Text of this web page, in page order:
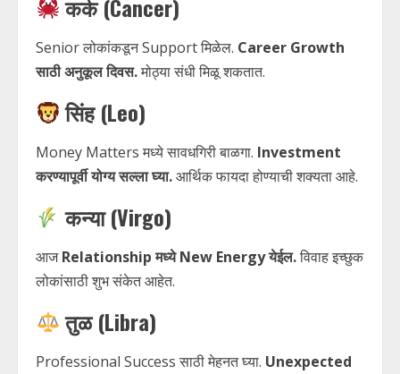
कर्क (Cancer)
Senior लोकांकडून Support मिळेल. Career Growth
साठी अनुकूल दिवस.मोठ्या संधी मिळू शकतात.
सिंह (Leo)
Money Matters मध्ये सावधगिरी बाळगा. Investment
करण्यापूर्वी योग्य सल्ला घ्या.आर्थिक फायदा होण्याची शक्यता आहे.
कन्या (Virgo)
आजRelationship मध्ये New Energy येईल.विवाह इच्छुक
लोकांसाठी शुभ संकेत आहेत.
तुळ (Libra)
Professional Success साठी मेहनत घ्या. Unexpected